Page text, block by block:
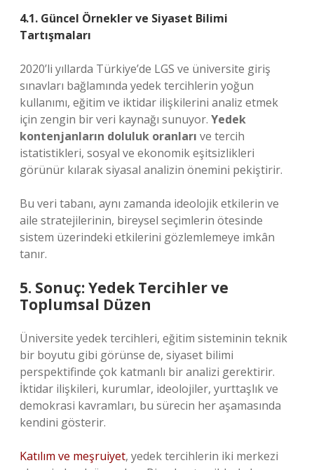
4.1. Güncel Örnekler ve Siyaset Bilimi
Tartışmaları
2020’li yıllarda Türkiye’de LGS ve üniversite giriş
sınavları bağlamında yedek tercihlerin yoğun
kullanımı, eğitim ve iktidar ilişkilerini analiz etmek
için zengin bir veri kaynağı sunuyor. Yedek
kontenjanların doluluk oranları ve tercih
istatistikleri, sosyal ve ekonomik eşitsizlikleri
görünür kılarak siyasal analizin önemini pekiştirir.
Bu veri tabanı, aynı zamanda ideolojik etkilerin ve
aile stratejilerinin, bireysel seçimlerin ötesinde
sistem üzerindeki etkilerini gözlemlemeye imkân
tanır.
5. Sonuç: Yedek Tercihler ve
Toplumsal Düzen
Üniversite yedek tercihleri, eğitim sisteminin teknik
bir boyutu gibi görünse de, siyaset bilimi
perspektifinde çok katmanlı bir analizi gerektirir.
İktidar ilişkileri, kurumlar, ideolojiler, yurttaşlık ve
demokrasi kavramları, bu sürecin her aşamasında
kendini gösterir.
Katılım ve meşruiyet, yedek tercihlerin iki merkezi